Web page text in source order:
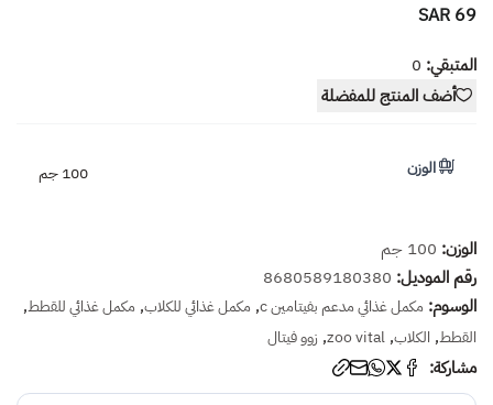
69 SAR
المتبقي: 0
أضف المنتج للمفضلة
الوزن 100 جم
الوزن: 100 جم
رقم الموديل: 8680589180380
الوسوم: مكمل غذائي مدعم بفيتامين c , مكمل غذائي للكلاب, مكمل غذائي للقطط,
القطط, الكلاب,
zoo vital
, زوو فيتال
مشاركة: